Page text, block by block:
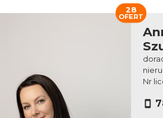
Nr
28
OFERT